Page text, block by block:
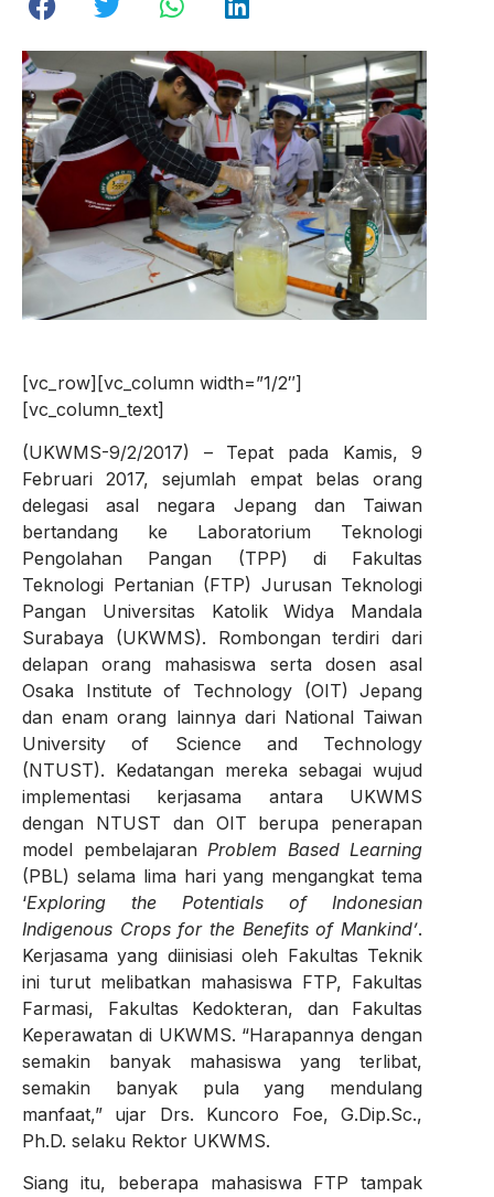
[vc_row][vc_column width=”1/2″]
[vc_column_text]
(UKWMS-9/2/2017) – Tepat pada Kamis, 9
Februari 2017, sejumlah empat belas orang
delegasi asal negara Jepang dan Taiwan
bertandang ke Laboratorium Teknologi
Pengolahan Pangan (TPP) di Fakultas
Teknologi Pertanian (FTP) Jurusan Teknologi
Pangan Universitas Katolik Widya Mandala
Surabaya (UKWMS). Rombongan terdiri dari
delapan orang mahasiswa serta dosen asal
Osaka Institute of Technology (OIT) Jepang
dan enam orang lainnya dari National Taiwan
University of Science and Technology
(NTUST). Kedatangan mereka sebagai wujud
implementasi kerjasama antara UKWMS
dengan NTUST dan OIT berupa penerapan
model pembelajaran Problem Based Learning
(PBL) selama lima hari yang mengangkat tema
‘Exploring the Potentials of Indonesian
Indigenous Crops for the Benefits of Mankind’.
Kerjasama yang diinisiasi oleh Fakultas Teknik
ini turut melibatkan mahasiswa FTP, Fakultas
Farmasi, Fakultas Kedokteran, dan Fakultas
Keperawatan di UKWMS. “Harapannya dengan
semakin banyak mahasiswa yang terlibat,
semakin banyak pula yang mendulang
manfaat,” ujar Drs. Kuncoro Foe, G.Dip.Sc.,
Ph.D. selaku Rektor UKWMS.
Siang itu, beberapa mahasiswa FTP tampak